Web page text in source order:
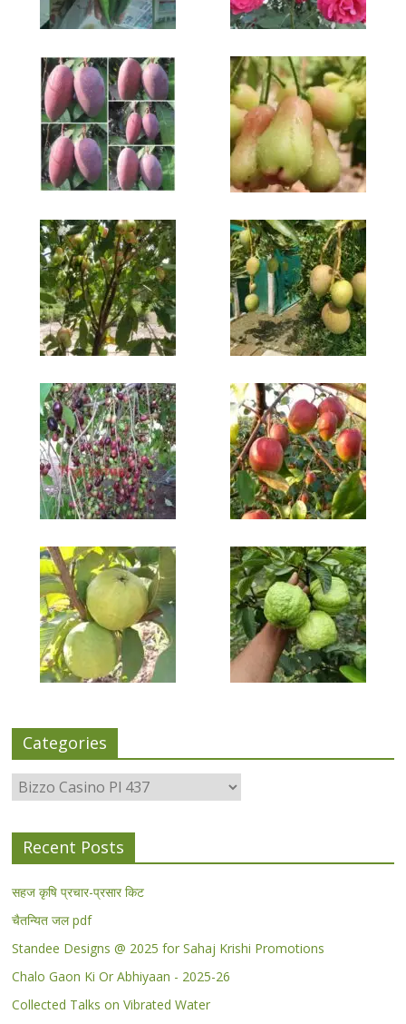
Categories
Categories
Recent Posts
सहज कृषि प्रचार-प्रसार किट
चैतन्यित जल pdf
Standee Designs @ 2025 for Sahaj Krishi Promotions
Chalo Gaon Ki Or Abhiyaan - 2025-26
Collected Talks on Vibrated Water